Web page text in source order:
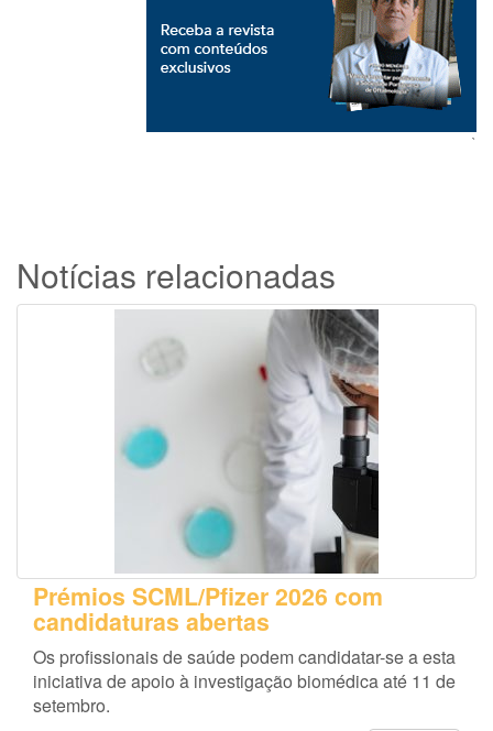
`
Notícias relacionadas
Prémios SCML/Pfizer 2026 com
candidaturas abertas
Os profissionais de saúde podem candidatar-se a esta
iniciativa de apoio à investigação biomédica até 11 de
setembro.